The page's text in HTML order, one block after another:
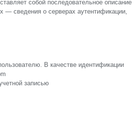
собой последовательное описание
— сведения о серверах аутентификации,
В качестве идентификации
записью